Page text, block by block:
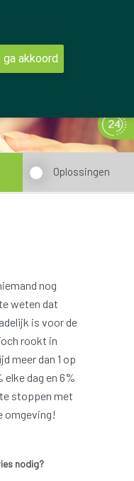
Oplossingen
nog
weten dat
is voor de
rookt in
meer dan 1 op
dag en 6%
stoppen met
omgeving!
nodig?
ga akkoord